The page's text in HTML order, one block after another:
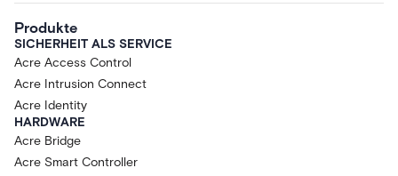
Produkte
SICHERHEIT ALS SERVICE
Acre Access Control
Acre Intrusion Connect
Acre Identity
HARDWARE
Acre Bridge
Acre Smart Controller